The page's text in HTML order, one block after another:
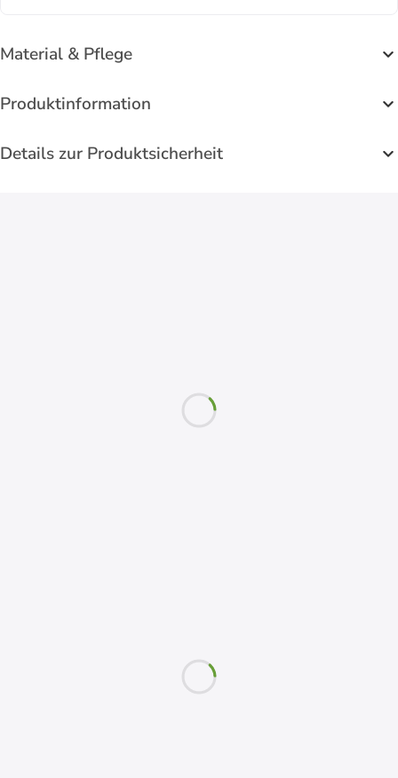
Material & Pflege
Produktinformation
Details zur Produktsicherheit